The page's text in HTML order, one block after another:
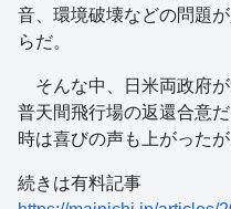
音、環境破壊などの問題
らだ。
そんな中、日米両政府
普天間飛行場の返還合意
時は喜びの声も上がった
続きは有料記事